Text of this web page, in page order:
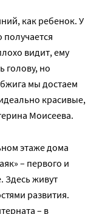
как ребенок. У
видит, ему
голову, но
мы достаем
красивые,
Моисеева.
этаже дома
– первого и
Здесь живут
развития.
– в